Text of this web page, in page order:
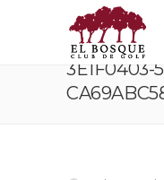
Home
3E1F0403-